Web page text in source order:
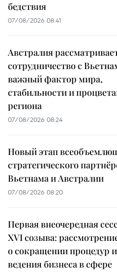
бедствия
07/08/2026 08:41
Австралия
сотрудничество с
важный фактор мира,
стабильности и
региона
07/08/2026 08:24
Новый этап
стратегического
Вьетнама и Австралии
07/08/2026 08:20
Первая внеочередная
XVI созыва:
о сокращении процедур
ведения бизнеса в сфере